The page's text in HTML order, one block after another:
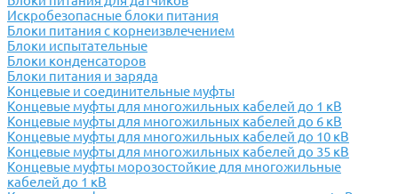
Искробезопасные блоки питания
Блоки питания с корнеизвлечением
Блоки испытательные
Блоки конденсаторов
Блоки питания и заряда
Концевые и соединительные муфты
Концевые муфты для многожильных кабелей до 1 кВ
Концевые муфты для многожильных кабелей до 6 кВ
Концевые муфты для многожильных кабелей до 10 кВ
Концевые муфты для многожильных кабелей до 35 кВ
Концевые муфты морозостойкие для многожильные
кабелей до 1 кВ